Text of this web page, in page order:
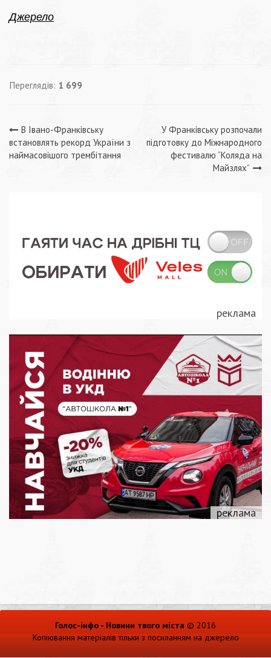
Джерело
Переглядів: 1 699
Навігація
записів
В Івано-Франківську
встановлять рекорд України з
наймасовішого трембітання
У Франківську розпочали
підготовку до Міжнародного
фестивалю “Коляда на
Майзлях”
Голос-інфо - Новини твого міста © 2016
Копіювання матеріалів тільки з посиланням на джерело